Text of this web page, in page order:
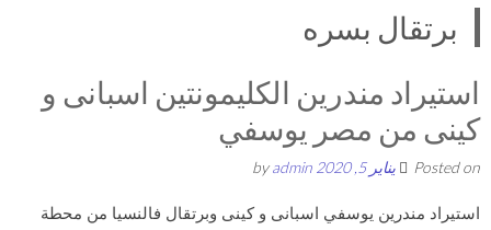
برتقال بسره
استيراد مندرين الكليمونتين اسبانى و
كينى من مصر يوسفي
Posted on يناير 5, 2020 admin
استيراد مندرين يوسفي اسبانى و كينى وبرتقال فالنسيا من محطة